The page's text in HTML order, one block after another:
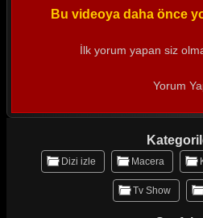
Bu videoya daha önce
İlk yorum yapan siz
Yorum
Dizi izle Macera
Tv Show